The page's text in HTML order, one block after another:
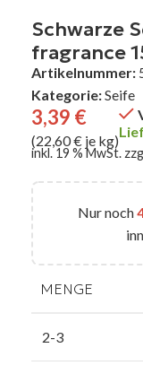
Schwarze
fragrance
Artikelnummer:
Kategorie:Seife
3,39 €
(22,60 € je kg)
inkl. 19 % MwSt.
Nur noch
MENGE
2-3